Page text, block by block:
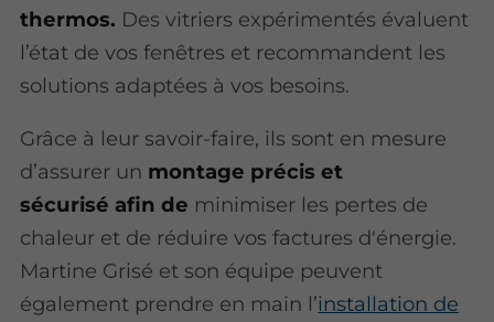
thermos. Des vitriers expérimentés évaluent
l’état de vos fenêtres et recommandent les
solutions adaptées à vos besoins.
Grâce à leur savoir-faire, ils sont en mesure
d’assurer un montage précis et
sécurisé afin de minimiser les pertes de
chaleur et de réduire vos factures d'énergie.
Martine Grisé et son équipe peuvent
également prendre en main l’installation de